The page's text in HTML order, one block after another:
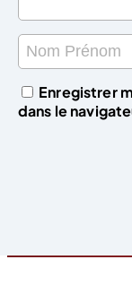
Enregistrer
dans le